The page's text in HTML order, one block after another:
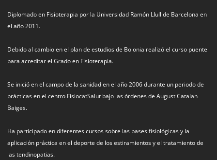
Diplomado en Fisioterapia por la Universidad Ramón Llull de Barcelona en
el año 2011.
Debido al cambio en el plan de estudios de Bolonia realizó el curso puente
para acreditar el Grado en Fisioterapia.
Se inició en el campo de la sanidad en el año 2006 durante un periodo de
prácticas en el centro FisiocatSalut bajo las órdenes de August Catalan
Baiges.
Ha participado en diferentes cursos sobre las bases fisiológicas y la
aplicación práctica en el deporte de los estiramientos y el tratamiento de
las tendinopatias.